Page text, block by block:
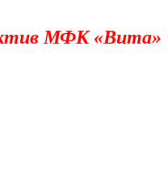
МФК «Вита»